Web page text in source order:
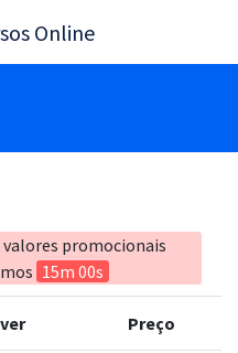
valores promocionais
15m 00s
Preço